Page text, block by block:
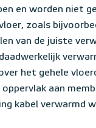
en worden niet
zoals
van de juiste
het gehele
aan
kabel verwarmd